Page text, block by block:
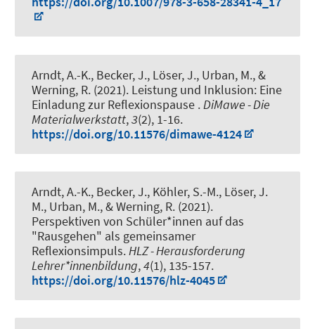
Arndt, A.-K., Becker, J., Löser, J., Urban, M., &
Werning, R. (2021). Leistung und Inklusion: Eine
Einladung zur Reflexionspause .DiMawe - Die
Materialwerkstatt,3(2), 1-16.
https://doi.org/10.11576/dimawe-4124
Arndt, A.-K., Becker, J., Köhler, S.-M., Löser, J.
M., Urban, M., & Werning, R. (2021).
Perspektiven von Schüler*innen auf das
"Rausgehen" als gemeinsamer
Reflexionsimpuls.HLZ - Herausforderung
Lehrer*innenbildung,4(1), 135-157.
https://doi.org/10.11576/hlz-4045